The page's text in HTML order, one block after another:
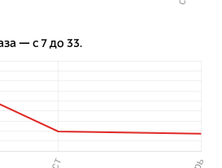
— с 7 до 33.